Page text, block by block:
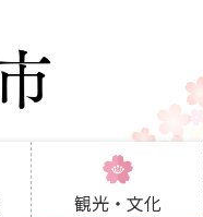
観光・文化